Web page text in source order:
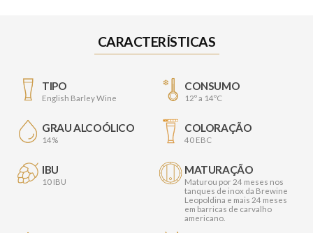
CARACTERÍSTICAS
TIPO
English Barley Wine
CONSUMO
12º a 14ºC
GRAU ALCOÓLICO
14%
COLORAÇÃO
40 EBC
IBU
10 IBU
MATURAÇÃO
Maturou por 24 meses nos
tanques de inox da Brewine
Leopoldina e mais 24 meses
em barricas de carvalho
americano.